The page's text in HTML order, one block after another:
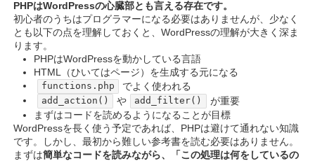
PHPはWordPressの心臓部とも言える存在です。
初心者のうちはプログラマーになる必要はありませんが、少なく
とも以下の点を理解しておくと、WordPressの理解が大きく深ま
ります。
PHPはWordPressを動かしている言語
HTML（ひいてはページ）を生成する元になる
functions.php でよく使われる
add_action() や add_filter()
が重要
まずはコードを読めるようになることが目標
WordPressを長く使う予定であれば、PHPは避けて通れない知識
です。しかし、最初から難しい参考書を読む必要はありません。
まずは簡単なコードを読みながら、「この処理は何をしているの